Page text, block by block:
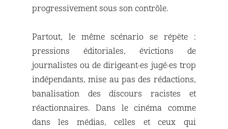
progressivement sous son contrôle.
Partout, le même scénario se répète :
pressions éditoriales, évictions de
journalistes ou de dirigeant·es jugé·es trop
indépendants, mise au pas des rédactions,
banalisation des discours racistes et
réactionnaires. Dans le cinéma comme
dans les médias, celles et ceux qui